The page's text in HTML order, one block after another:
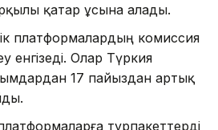
қатар ұсына алады.
платформалардың комиссия
енгізеді. Олар Түркия
17 пайыздан артық
турпакеттерді